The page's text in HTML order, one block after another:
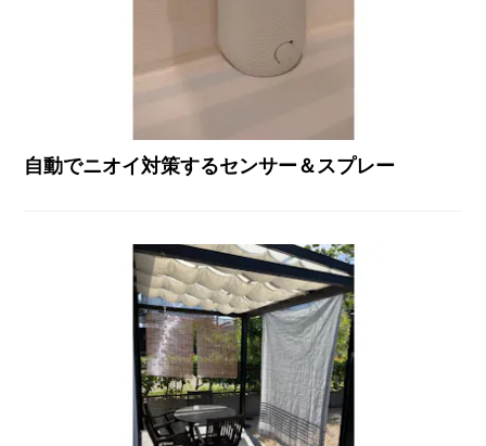
自動でニオイ対策するセンサー＆スプレー